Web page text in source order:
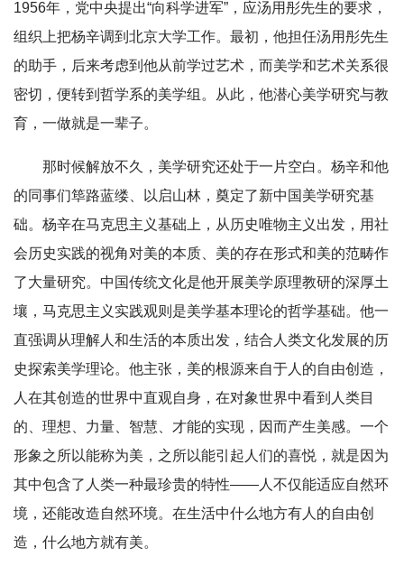
1956年，党中央提出“向科学进军”，应汤用彤先生的要求，
组织上把杨辛调到北京大学工作。最初，他担任汤用彤先生
的助手，后来考虑到他从前学过艺术，而美学和艺术关系很
密切，便转到哲学系的美学组。从此，他潜心美学研究与教
育，一做就是一辈子。
那时候解放不久，美学研究还处于一片空白。杨辛和他
的同事们筚路蓝缕、以启山林，奠定了新中国美学研究基
础。杨辛在马克思主义基础上，从历史唯物主义出发，用社
会历史实践的视角对美的本质、美的存在形式和美的范畴作
了大量研究。中国传统文化是他开展美学原理教研的深厚土
壤，马克思主义实践观则是美学基本理论的哲学基础。他一
直强调从理解人和生活的本质出发，结合人类文化发展的历
史探索美学理论。他主张，美的根源来自于人的自由创造，
人在其创造的世界中直观自身，在对象世界中看到人类目
的、理想、力量、智慧、才能的实现，因而产生美感。一个
形象之所以能称为美，之所以能引起人们的喜悦，就是因为
其中包含了人类一种最珍贵的特性——人不仅能适应自然环
境，还能改造自然环境。在生活中什么地方有人的自由创
造，什么地方就有美。